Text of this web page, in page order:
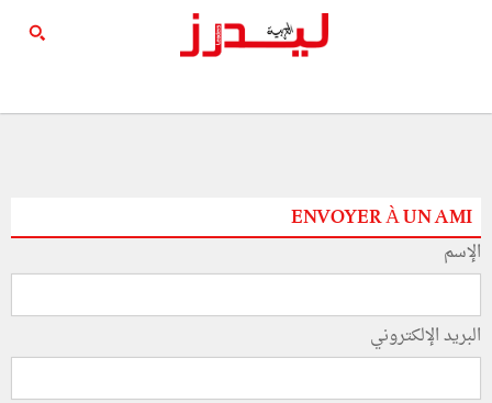
ENVOYER À UN AMI
الإسم
البريد الإلكتروني